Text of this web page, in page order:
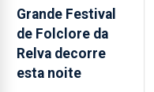
Grande Festival
de Folclore da
Relva decorre
esta noite